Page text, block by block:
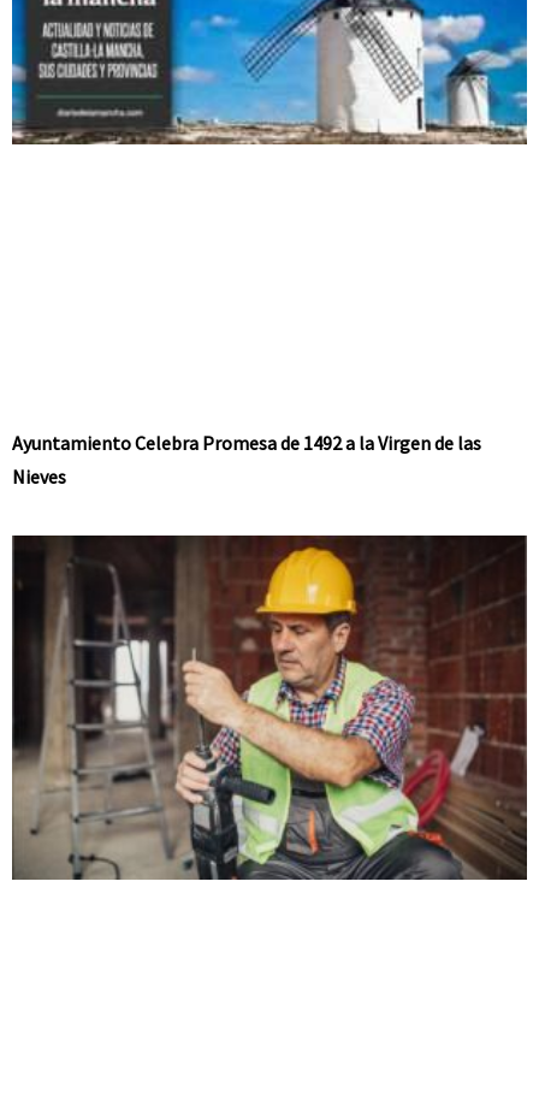
Ayuntamiento Celebra Promesa de 1492 a la Virgen de las
Nieves